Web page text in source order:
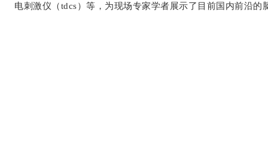
电刺激仪（tdcs）等，为现场专家学者展示了目前国内前沿